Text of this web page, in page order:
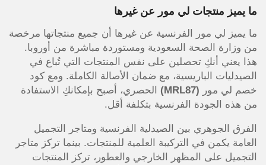
ما يميز منتجات لي مور عن غيرها
ما يميز لي مور الفرنسية عن غيرها أن جميع منتجاتها مرخصة
من وزارة الصحة السعودية ومستوردة مباشرة من أوروبا.
هذا يعني أنكِ تحصلين على نفس المنتجات التي تُباع في
الصيدليات الباريسية، مع ضمان الأصالة الكاملة. ومع كود
خصم لي مور (MRL87)
الحصري، أصبح بإمكانكِ الاستفادة
من هذه الجودة الفرنسية بتكلفة أقل.
الفرق الجوهري بين الصيدلية الفرنسية ومتاجر التجميل
العامة يكمن في التركيبة العلمية للمنتجات. بينما تركز متاجر
التجميل على المظهر الخارجي والعطور، تركز المنتجات